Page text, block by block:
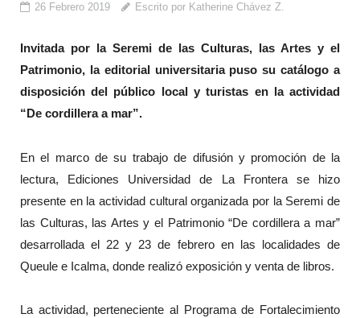
26 Febrero 2019 Escrito por Katherine Chávez Z.
Invitada por la Seremi de las Culturas, las Artes y el
Patrimonio, la editorial universitaria puso su catálogo a
disposición del público local y turistas en la actividad
“De cordillera a mar”.
En el marco de su trabajo de difusión y promoción de la
lectura, Ediciones Universidad de La Frontera se hizo
presente en la actividad cultural organizada por la Seremi de
las Culturas, las Artes y el Patrimonio “De cordillera a mar”
desarrollada el 22 y 23 de febrero en las localidades de
Queule e Icalma, donde realizó exposición y venta de libros.
La actividad, perteneciente al Programa de Fortalecimiento